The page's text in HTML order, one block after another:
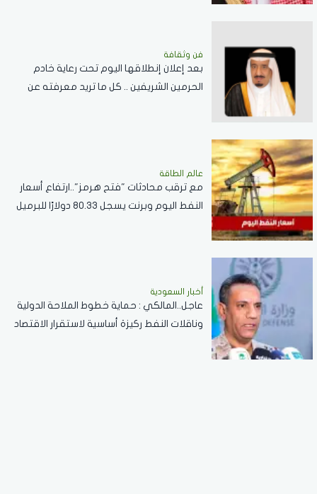
فن وثقافة
بعد إعلان إنطلاقها اليوم تحت رعاية خادم
الحرمين الشريفين .. كل ما تريد معرفته عن
عالم الطاقة
مع ترقب محادثات "فتح هرمز"..ارتفاع أسعار
النفط اليوم وبرنت يسجل 80.33 دولارًا للبرميل
أخبار السعودية
عاجل..المالكي : حماية خطوط الملاحة الدولية
وناقلات النفط ركيزة أساسية لاستقرار الاقتصاد